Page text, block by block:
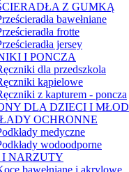
Z GUMKĄ
bawełniane
frotte
jersey
I PONCZA
dla przedszkola
kąpielowe
z kapturem - poncza
DLA DZIECI I
OCHRONNE
medyczne
wodoodporne
I NARZUTY